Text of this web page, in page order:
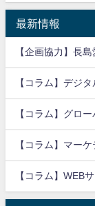
最新情報
【企画協力】長
【コラム】デジ
【コラム】グロ
【コラム】マー
【コラム】WEB